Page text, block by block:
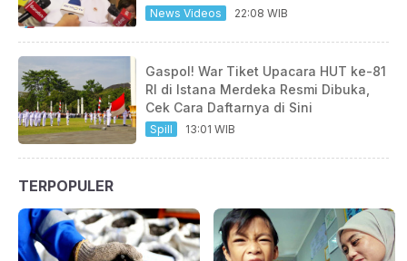
News Videos 22:08 WIB
Gaspol! War Tiket Upacara HUT ke-81
RI di Istana Merdeka Resmi Dibuka,
Cek Cara Daftarnya di Sini
Spill 13:01 WIB
TERPOPULER